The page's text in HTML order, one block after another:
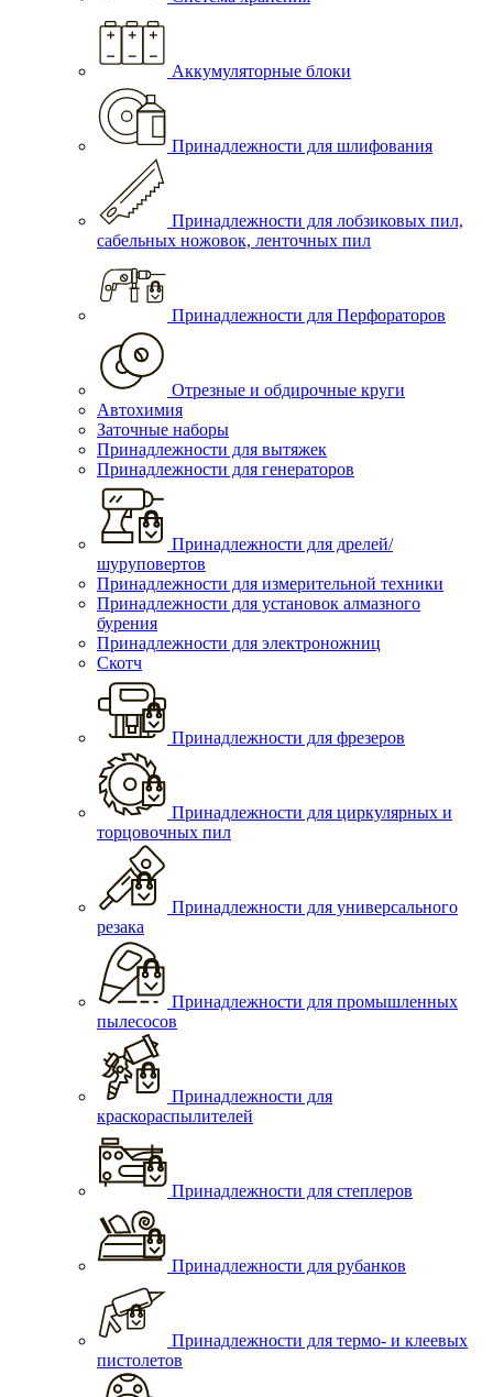
Аккумуляторные блоки
Принадлежности для шлифования
Принадлежности для лобзиковых пил,
сабельных ножовок, ленточных пил
Принадлежности для Перфораторов
Отрезные и обдирочные круги
Автохимия
Заточные наборы
Принадлежности для вытяжек
Принадлежности для генераторов
Принадлежности для дрелей/
шуруповертов
Принадлежности для измерительной техники
Принадлежности для установок алмазного
бурения
Принадлежности для электроножниц
Скотч
Принадлежности для фрезеров
Принадлежности для циркулярных и
торцовочных пил
Принадлежности для универсального
резака
Принадлежности для промышленных
пылесосов
Принадлежности для
краскораспылителей
Принадлежности для степлеров
Принадлежности для рубанков
Принадлежности для термо- и клеевых
пистолетов